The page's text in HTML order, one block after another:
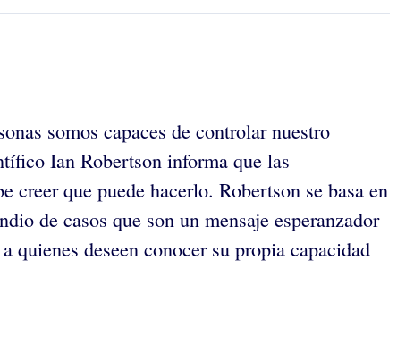
somos capaces de controlar nuestro
Ian Robertson informa que las
que puede hacerlo. Robertson se basa en
de casos que son un mensaje esperanzador
quienes deseen conocer su propia capacidad